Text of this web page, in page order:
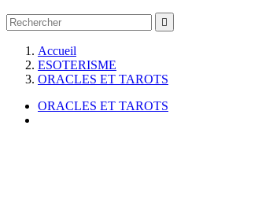

Accueil
ESOTERISME
ORACLES ET TAROTS
ORACLES ET TAROTS